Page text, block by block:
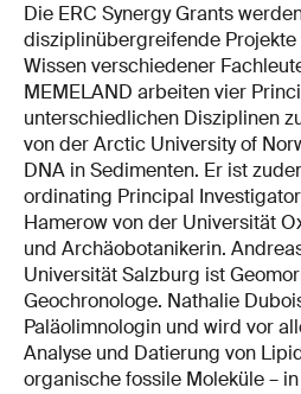
Die ERC Synergy Grants
disziplinübergreifende
Wissen verschiedener
MEMELAND arbeiten vier
unterschiedlichen Disziplinen
von der Arctic University of
DNA in Sedimenten. Er ist
ordinating Principal
Hamerow von der Universität
und Archäobotanikerin.
Universität Salzburg ist
Geochronologe. Nathalie
Paläolimnologin und wird vor
Analyse und Datierung von
organische fossile Moleküle –